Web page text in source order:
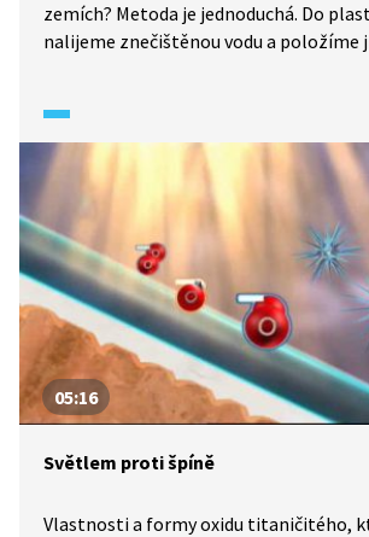
zemích? Metoda je jednoduchá. Do
nalijeme znečištěnou vodu a položíme
všech nebezpečných bakterií.
05:16
Světlem proti špíně
Vlastnosti a formy oxidu titaničitého,